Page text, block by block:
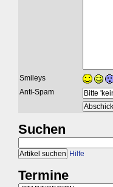
Smileys
Anti-Spam
Suchen
Hilfe
Termine